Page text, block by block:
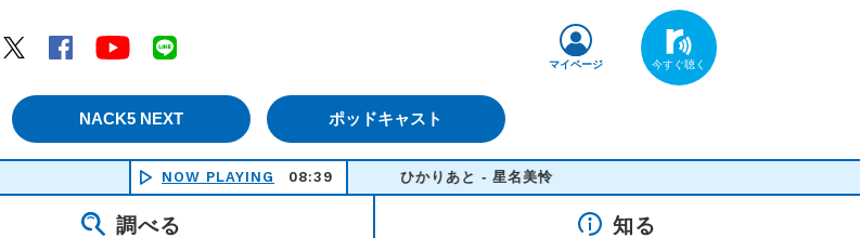
Twitter
Facebook YouTube
NACK5 NEXT ポッドキャスト
マイページ
NOW PLAYING 08:39
ひかりあと - 星名美怜
調べる 知る